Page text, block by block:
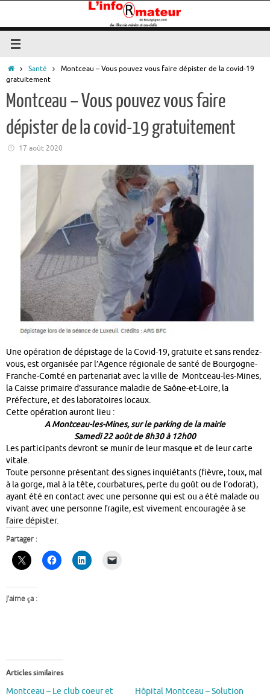
contenu
Accueil
Santé
Montceau – Vous pouvez vous faire dépister de la covid-19
gratuitement
Montceau – Vous pouvez vous faire
dépister de la covid-19 gratuitement
17 août 2020
Une opération de dépistage de la Covid-19, gratuite et sans rendez-
vous, est organisée par l’Agence régionale de santé de Bourgogne-
Franche-Comté en partenariat avec la ville de Montceau-les-Mines,
la Caisse primaire d’assurance maladie de Saône-et-Loire, la
Préfecture, et des laboratoires locaux.
Cette opération auront lieu :
A Montceau-les-Mines, sur le parking de la mairie
Samedi 22 août de 8h30 à 12h00
Les participants devront se munir de leur masque et de leur carte
vitale.
Toute personne présentant des signes inquiétants (fièvre, toux, mal
à la gorge, mal à la tête, courbatures, perte du goût ou de l’odorat),
ayant été en contact avec une personne qui est ou a été malade ou
vivant avec une personne fragile, est vivement encouragée à se
faire dépister.
Partager :
J’aime ça :
Articles similaires
Montceau – Le club coeur et
Hôpital Montceau – Solution